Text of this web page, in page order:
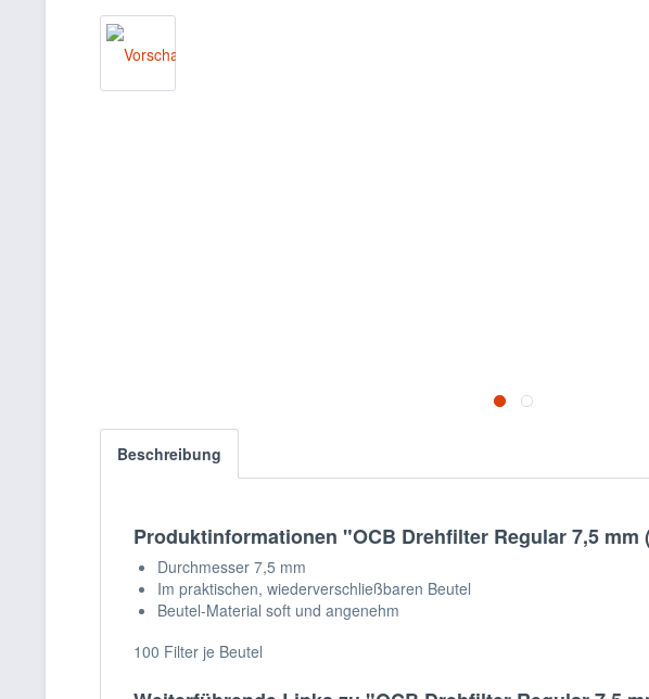
Beschreibung
Produktinformationen "OCB Drehfilter Regular 7,5 mm
Durchmesser 7,5 mm
Im praktischen, wiederverschließbaren Beutel
Beutel-Material soft und angenehm
100 Filter je Beutel